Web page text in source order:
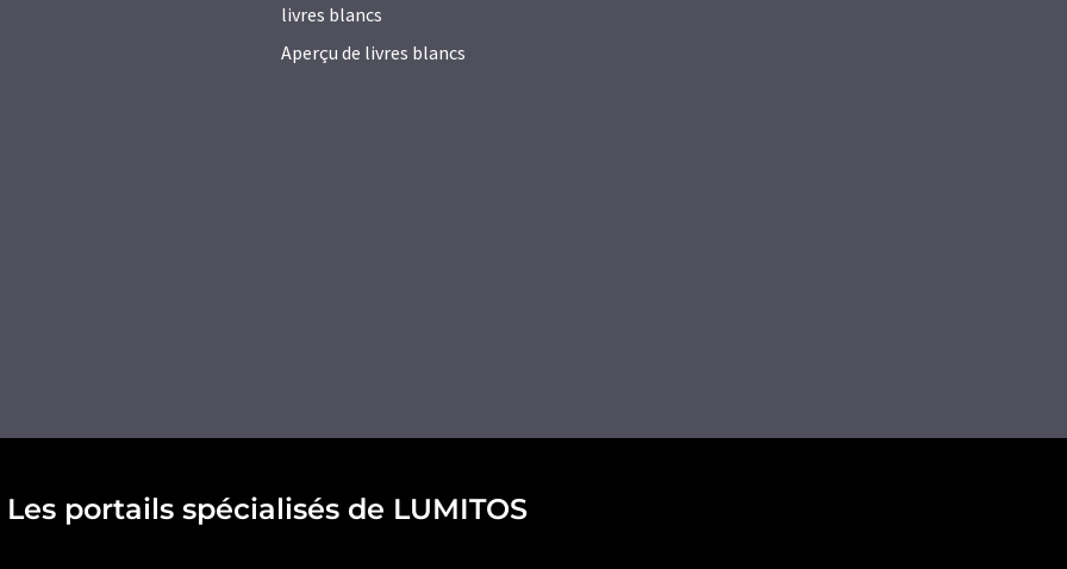
livres blancs
Aperçu de livres blancs
Les portails spécialisés de LUMITOS